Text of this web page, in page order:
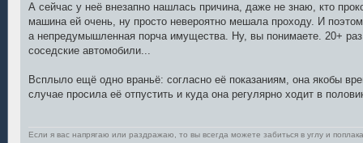
А сейчас у неё внезапно нашлась причина, даже не знаю, кто
машина ей очень, ну просто невероятно мешала проходу. И
а непредумышленная порча имущества. Ну, вы понимаете. 20+
соседские автомобили...
Всплыло ещё одно враньё: согласно её показаниям, она якобы
случае просила её отпустить и куда она регулярно ходит в
Если я вас напрягаю или раздражаю, то вы всегда можете забиться в углу и